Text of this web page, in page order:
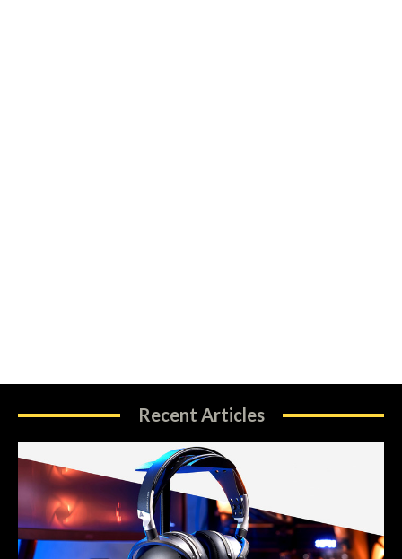
Recent Articles